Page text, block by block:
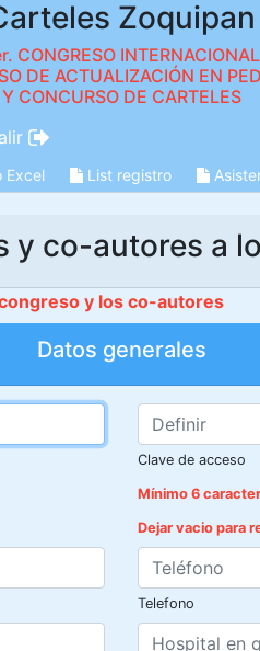
Zoquipan
CONGRESO INTERNACIONAL
DE ACTUALIZACIÓN EN
Y CONCURSO DE CARTELES
Excel List registro
y co-autores a
y los co-autores
Datos generales
Clave de acceso
Mínimo 6
Dejar vacio para
Telefono